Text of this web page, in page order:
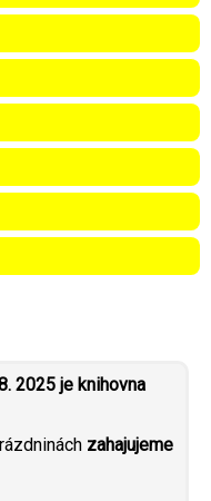
2025 je knihovna
zahajujeme